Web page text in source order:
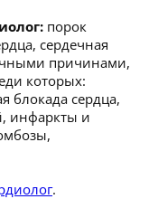
порок
сердечная
причинами,
которых:
блокада сердца,
инфаркты и
.